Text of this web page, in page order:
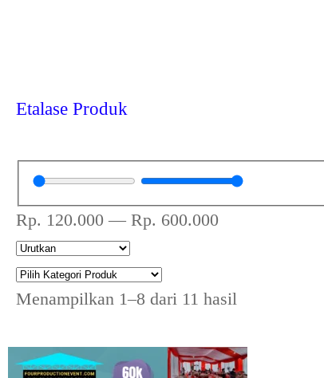
Etalase Produk
Rp. 120.000 — Rp. 600.000
Menampilkan 1–8 dari 11 hasil